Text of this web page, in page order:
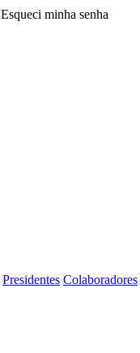
Esqueci minha senha
Presidentes Colaboradores